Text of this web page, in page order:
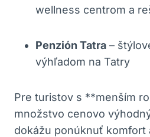
wellness centrom a
Penzión Tatra –
výhľadom na Tatry
Pre turistov s **menším
množstvo cenovo
dokážu ponúknuť komfort